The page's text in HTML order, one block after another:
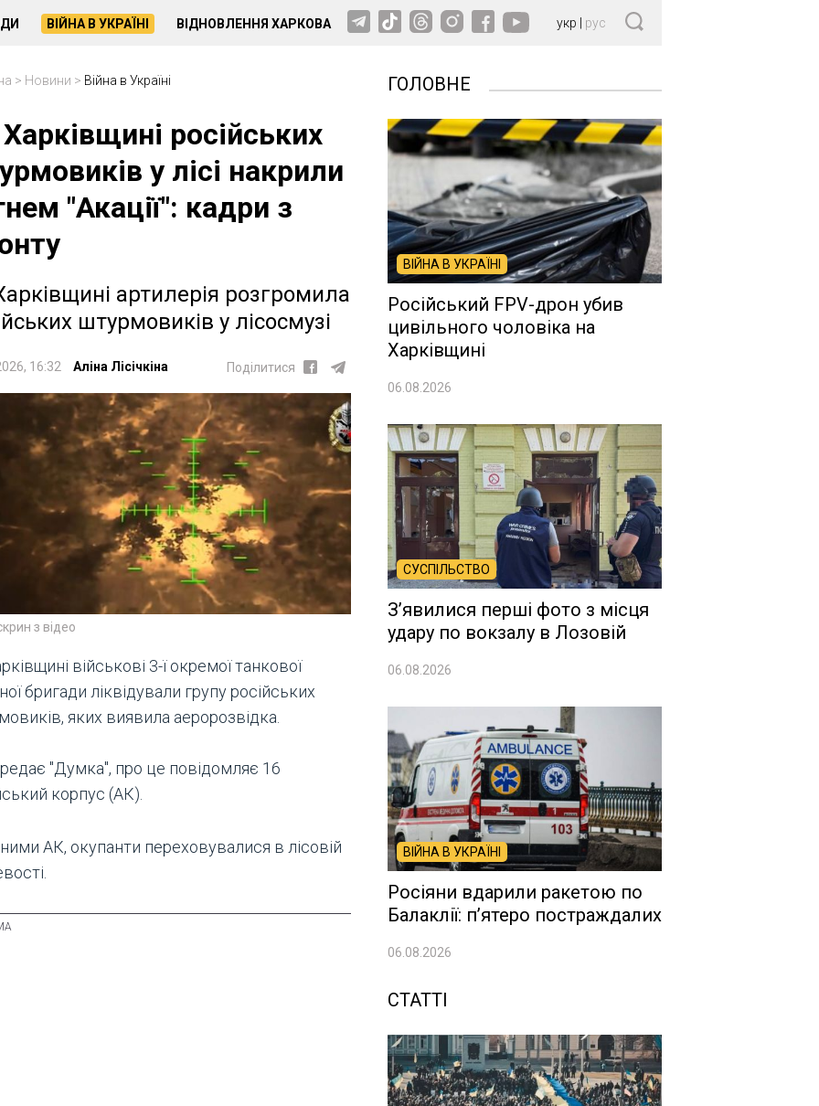
ВІЙНА В УКРАЇНІ ВІДНОВЛЕННЯ ХАРКОВА укр рус
> Новини > Війна в Україні
російських
у лісі накрили
"Акації": кадри з
артилерія розгромила
штурмовиків у лісосмузі
16:32 Аліна Лісічкіна Поділитися
з відео
військові 3-ї окремої танкової
бригади ліквідували групу російських
яких виявила аеророзвідка.
"Думка", про це повідомляє 16
корпус (АК).
АК, окупанти переховувалися в лісовій
ГОЛОВНЕ
ВІЙНА В УКРАЇНІ
Російський FPV-дрон убив
цивільного чоловіка на
Харківщині
06.08.2026
СУСПІЛЬСТВО
Зʼявилися перші фото з місця
удару по вокзалу в Лозовій
06.08.2026
ВІЙНА В УКРАЇНІ
Росіяни вдарили ракетою по
Балаклії: п’ятеро постраждалих
06.08.2026
СТАТТІ